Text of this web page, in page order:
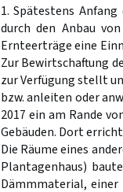
1. Spätestens
durch den Anbau
Ernteerträge eine
Zur Bewirtschaftung
zur Verfügung stellt
bzw. anleiten oder
2017 ein am Rande
Gebäuden. Dort
Die Räume eines
Plantagenhaus)
Dämmmaterial,